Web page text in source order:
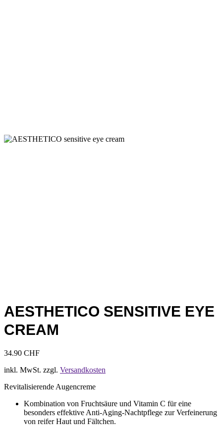
AESTHETICO SENSITIVE EYE
CREAM
34.90 CHF
inkl. MwSt. zzgl. Versandkosten
Revitalisierende Augencreme
Kombination von Fruchtsäure und Vitamin C für eine
besonders effektive Anti-Aging-Nachtpflege zur Verfeinerung
von reifer Haut und Fältchen.